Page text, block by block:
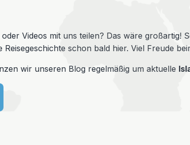
Videos mit uns teilen? Das wäre großartig!
schon bald hier. Viel Freude
wir unseren Blog regelmäßig um aktuelle